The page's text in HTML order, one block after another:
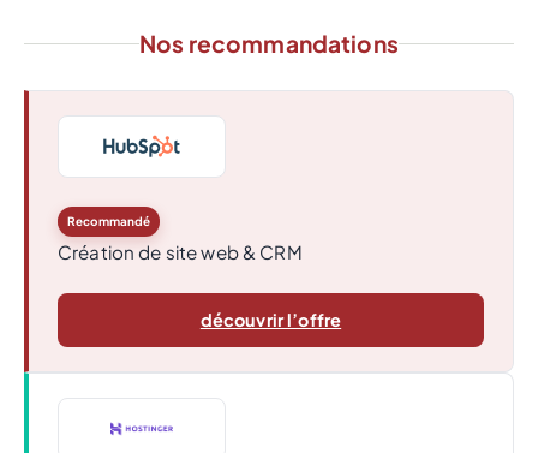
Nos recommandations
Recommandé
Création de site web & CRM
découvrir l’offre